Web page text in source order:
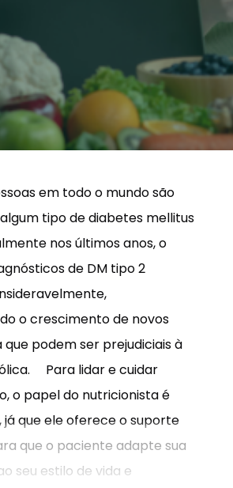
em todo o mundo são
tipo de diabetes mellitus
nos últimos anos, o
de DM tipo 2
o crescimento de novos
que podem ser prejudiciais à
Para lidar e cuidar
o papel do nutricionista é
já que ele oferece o suporte
que o paciente adapte sua
seu estilo de vida e